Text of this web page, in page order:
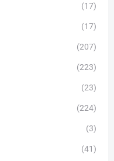
(17)
(17)
(207)
(223)
(23)
(224)
(3)
(41)